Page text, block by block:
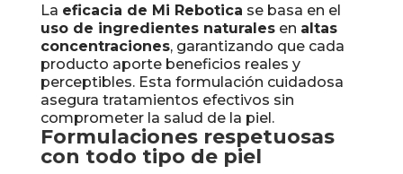
La eficacia de Mi Rebotica se basa en el
uso de ingredientes naturalesen altas
concentraciones, garantizando que cada
producto aporte beneficios reales y
perceptibles. Esta formulación cuidadosa
asegura tratamientos efectivos sin
comprometer la salud de la piel.
Formulaciones respetuosas
con todo tipo de piel